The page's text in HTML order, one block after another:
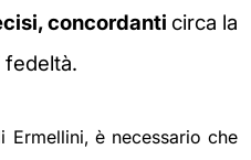
concordanti circa la
fedeltà.
è necessario che